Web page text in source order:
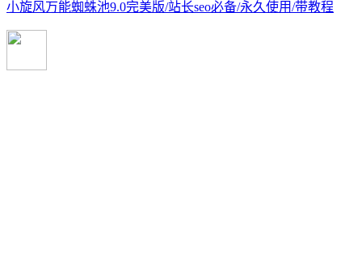
小旋风万能蜘蛛池9.0完美版/站长seo必备/永久使用/带教程